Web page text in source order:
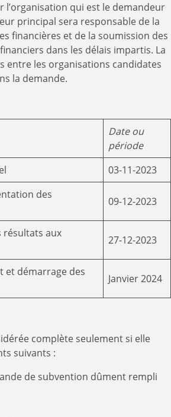
l’organisation qui est le demandeur
principal sera responsable de la
financières et de la soumission des
dans les délais impartis. La
entre les organisations candidates
la demande.
Date ou
période
03-11-2023
des
09-12-2023
résultats aux
27-12-2023
et démarrage des
Janvier 2024
complète seulement si elle
suivants :
de subvention dûment rempli